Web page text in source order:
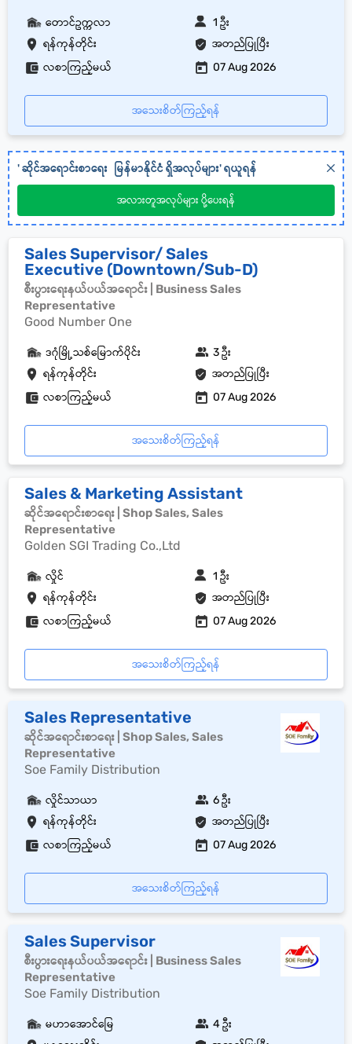
ရန်ကုန်တိုင်း အတည်ပြုပြီး
တောင်ဥက္ကလာ 1 ဦး
လစာကြည့်မယ် 07 Aug 2026
အသေးစိတ်ကြည့်ရန်
'ဆိုင်အရောင်းစာရေး မြန်မာနိုင်ငံရှိအလုပ်များ' ရယူရန်
အလားတူအလုပ်များ ပို့ပေးရန်
Sales Supervisor/ Sales
Executive (Downtown/Sub-D)
စီးပွားရေးနယ်ပယ်အရောင်း | Business Sales
Representative
Good Number One
ရန်ကုန်တိုင်း အတည်ပြုပြီး
ဒဂုံမြို့သစ်မြောက်ပိုင်း 3 ဦး
လစာကြည့်မယ် 07 Aug 2026
အသေးစိတ်ကြည့်ရန်
Sales & Marketing Assistant
ဆိုင်အရောင်းစာရေး | Shop Sales, Sales
Representative
Golden SGI Trading Co.,Ltd
ရန်ကုန်တိုင်း အတည်ပြုပြီး
လှိုင် 1 ဦး
လစာကြည့်မယ် 07 Aug 2026
အသေးစိတ်ကြည့်ရန်
Sales Representative
ဆိုင်အရောင်းစာရေး | Shop Sales, Sales
Representative
Soe Family Distribution
ရန်ကုန်တိုင်း အတည်ပြုပြီး
လှိုင်သာယာ 6 ဦး
လစာကြည့်မယ် 07 Aug 2026
အသေးစိတ်ကြည့်ရန်
Sales Supervisor
စီးပွားရေးနယ်ပယ်အရောင်း | Business Sales
Representative
Soe Family Distribution
မဟာအောင်မြေ 4 ဦး